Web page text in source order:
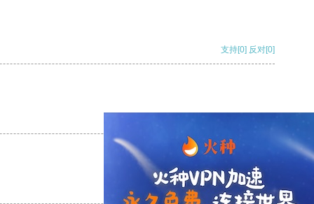
支持[0] 反对[0]
支持 [0] 反对 [0]